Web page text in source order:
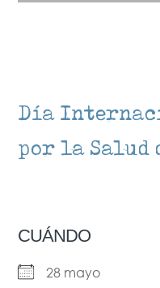
Día
por la Salud
CUÁNDO
28 mayo